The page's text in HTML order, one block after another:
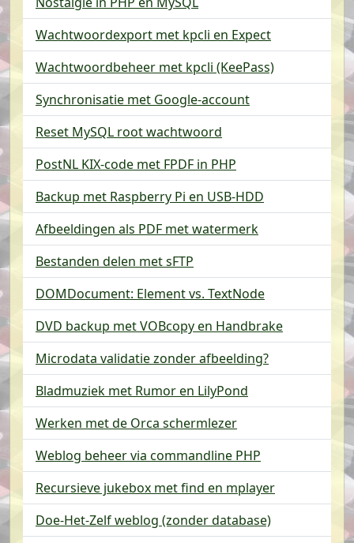
Wachtwoordexport met kpcli en Expect
Wachtwoordbeheer met kpcli (KeePass)
Synchronisatie met Google-account
Reset MySQL root wachtwoord
PostNL KIX-code met FPDF in PHP
Backup met Raspberry Pi en USB-HDD
Afbeeldingen als PDF met watermerk
Bestanden delen met sFTP
DOMDocument: Element vs. TextNode
DVD backup met VOBcopy en Handbrake
Microdata validatie zonder afbeelding?
Bladmuziek met Rumor en LilyPond
Werken met de Orca schermlezer
Weblog beheer via commandline PHP
Recursieve jukebox met find en mplayer
Doe-Het-Zelf weblog (zonder database)